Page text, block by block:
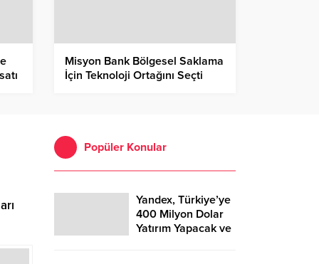
Misyon Bank Bölgesel Saklama
İçin Teknoloji Ortağını Seçti
Popüler Konular
Yandex, Türkiye’ye
400 Milyon Dolar
Yatırım Yapacak ve